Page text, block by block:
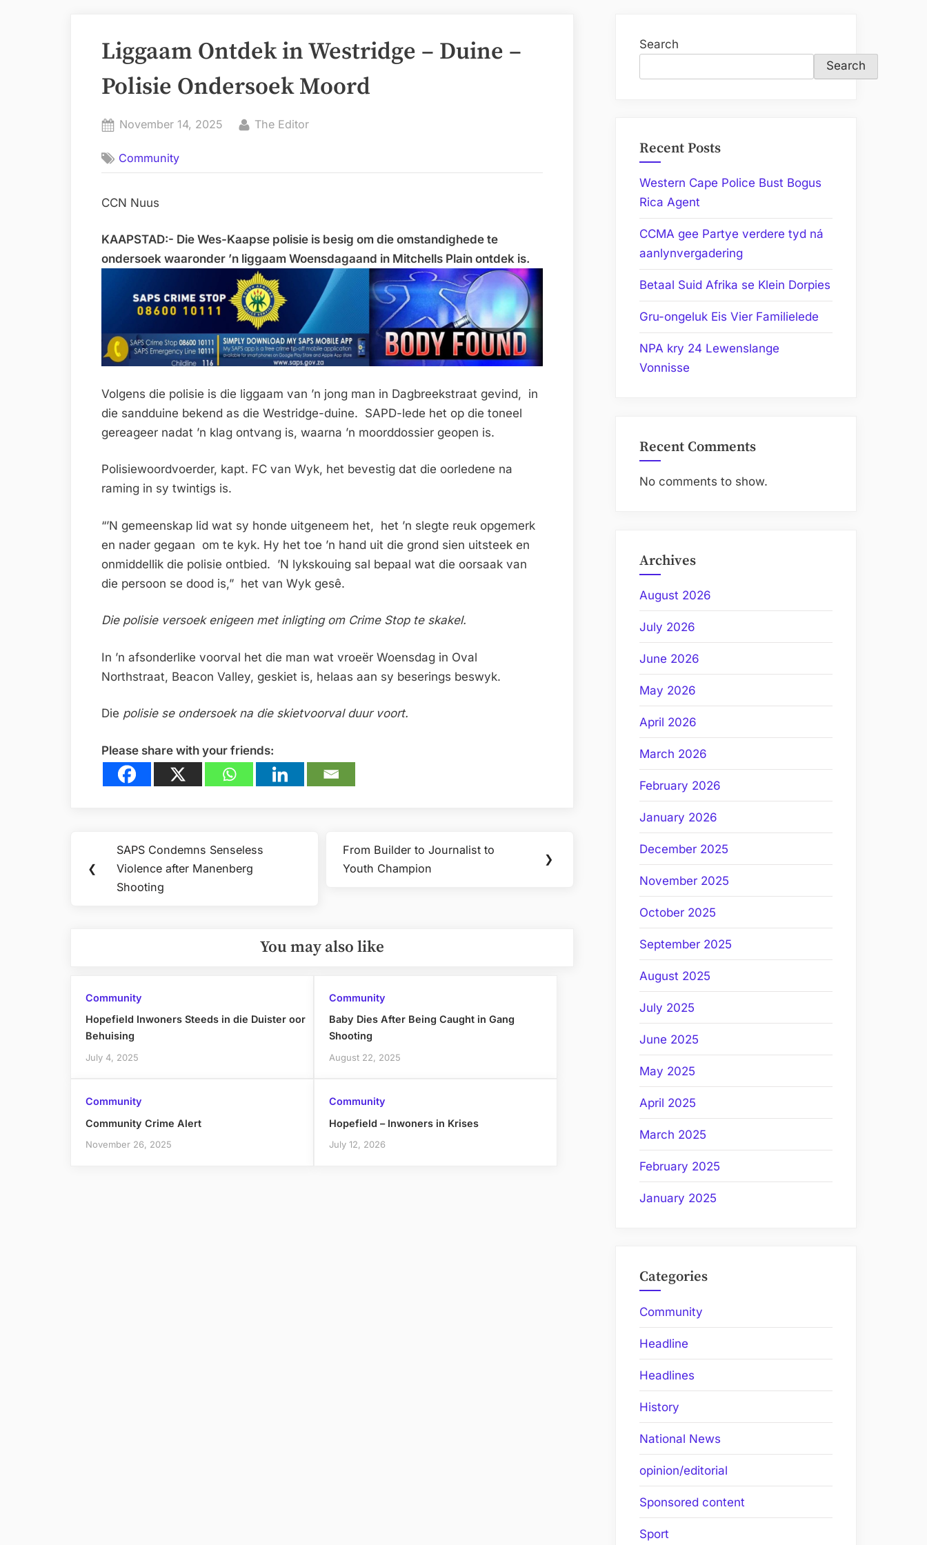
Liggaam Ontdek in Westridge – Duine –
Polisie Ondersoek Moord
Posted
November 14, 2025 By
The Editor
Community
CCN Nuus
KAAPSTAD:- Die Wes-Kaapse polisie is besig om die omstandighede te
ondersoek waaronder ’n liggaam Woensdagaand in Mitchells Plain ontdek is.
Volgens die polisie is die liggaam van ’n jong man in Dagbreekstraat gevind, in
die sandduine bekend as die Westridge-duine. SAPD-lede het op die toneel
gereageer nadat ’n klag ontvang is, waarna ’n moorddossier geopen is.
Polisiewoordvoerder, kapt. FC van Wyk, het bevestig dat die oorledene na
raming in sy twintigs is.
“’N gemeenskap lid wat sy honde uitgeneem het, het ’n slegte reuk opgemerk
en nader gegaan om te kyk. Hy het toe ’n hand uit die grond sien uitsteek en
onmiddellik die polisie ontbied. ’N lykskouing sal bepaal wat die oorsaak van
die persoon se dood is,” het van Wyk gesê.
Die polisie versoek enigeen met inligting om Crime Stop te skakel.
In ’n afsonderlike voorval het die man wat vroeër Woensdag in Oval
Northstraat, Beacon Valley, geskiet is, helaas aan sy beserings beswyk.
Die polisie se ondersoek na die skietvoorval duur voort.
Please share with your friends:
navigation
❮
Previous
Post:
SAPS Condemns Senseless
Violence after Manenberg
Shooting
Next
Post:
From Builder to Journalist to
Youth Champion
❯
You may also like
Community
Hopefield Inwoners Steeds in die Duister oor
Behuising
July 4, 2025
Community
Baby Dies After Being Caught in Gang
Shooting
August 22, 2025
Community
Community Crime Alert
November 26, 2025
Community
Hopefield – Inwoners in Krises
July 12, 2026
Search
Search
Recent Posts
Western Cape Police Bust Bogus
Rica Agent
CCMA gee Partye verdere tyd ná
aanlynvergadering
Betaal Suid Afrika se Klein Dorpies
Gru-ongeluk Eis Vier Familielede
NPA kry 24 Lewenslange
Vonnisse
Recent Comments
No comments to show.
Archives
August 2026
July 2026
June 2026
May 2026
April 2026
March 2026
February 2026
January 2026
December 2025
November 2025
October 2025
September 2025
August 2025
July 2025
June 2025
May 2025
April 2025
March 2025
February 2025
January 2025
Categories
Community
Headline
Headlines
History
National News
opinion/editorial
Sponsored content
Sport